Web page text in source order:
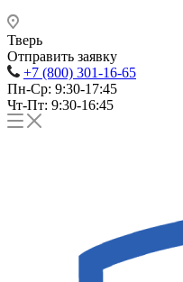
Тверь
Отправить заявку
+7 (800) 301-16-65
Пн-Ср: 9:30-17:45
Чт-Пт: 9:30-16:45